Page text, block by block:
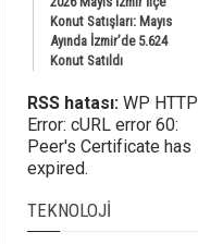
Konut Satışları: Mayıs
Ayında İzmir’de 5.624
Konut Satıldı
RSS hatası: WP HTTP
Error: cURL error 60:
Peer's Certificate has
expired.
TEKNOLOJI